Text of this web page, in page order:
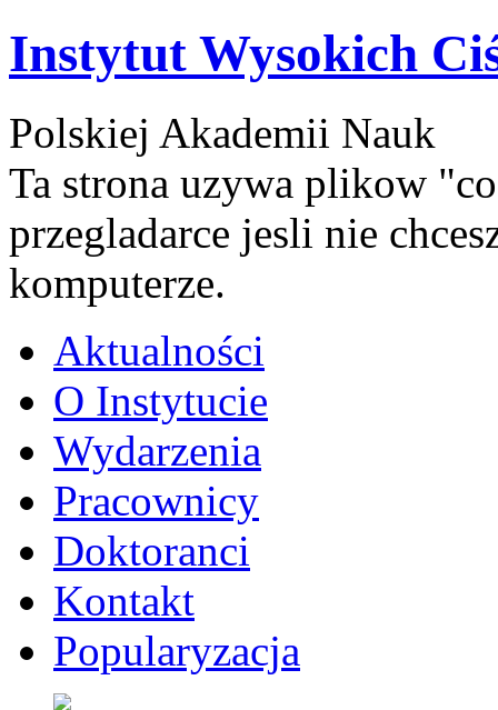
Instytut Wysokich
Polskiej Akademii Nauk
Ta strona uzywa plikow
przegladarce jesli nie
komputerze.
Aktualności
O Instytucie
Wydarzenia
Pracownicy
Doktoranci
Kontakt
Popularyzacja